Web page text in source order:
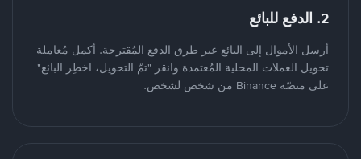
2. الدفع للبائع
أرسل الأموال إلى البائع عبر طرق الدفع المُقترحة. أكمل مُعاملة
تحويل العملات المحلية المُعتمدة وانقر "تمّ التحويل، اخطِر البائع"
على منصّة Binance من شخص لشخص.